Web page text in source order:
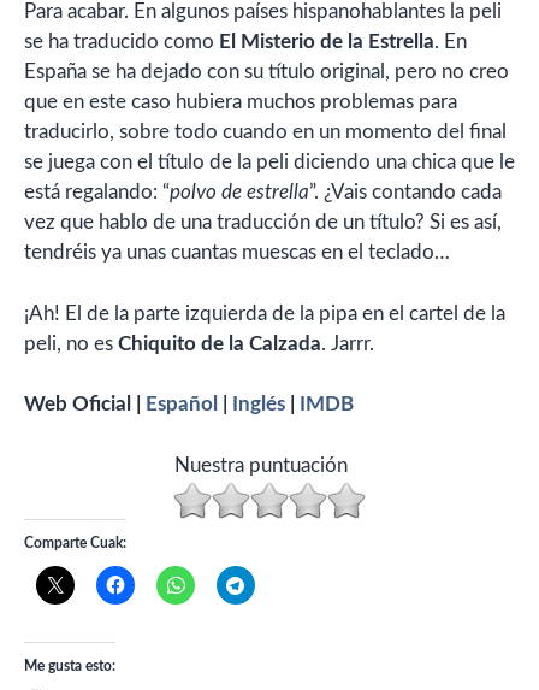
Para acabar. En algunos países hispanohablantes la peli
se ha traducido como El Misterio de la Estrella. En
España se ha dejado con su título original, pero no creo
que en este caso hubiera muchos problemas para
traducirlo, sobre todo cuando en un momento del final
se juega con el título de la peli diciendo una chica que le
está regalando: “polvo de estrella”. ¿Vais contando cada
vez que hablo de una traducción de un título? Si es así,
tendréis ya unas cuantas muescas en el teclado…
¡Ah! El de la parte izquierda de la pipa en el cartel de la
peli, no es Chiquito de la Calzada. Jarrr.
Web Oficial | Español Inglés IMDB
Nuestra puntuación
Comparte Cuak:
Me gusta esto: